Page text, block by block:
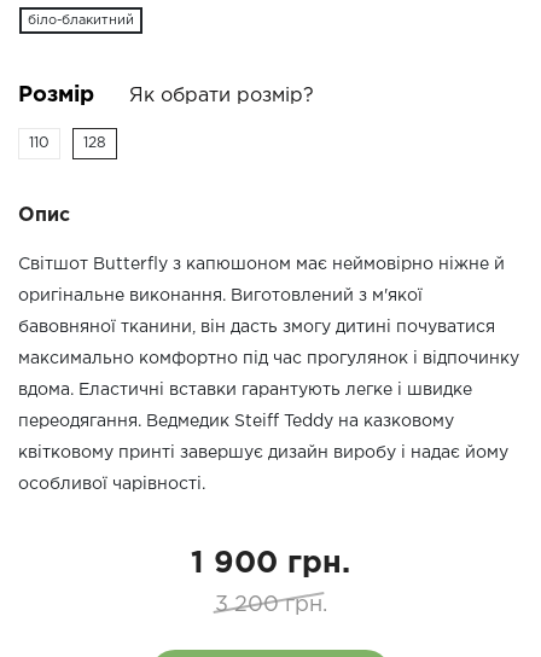
біло-блакитний
Розмір Як обрати розмір?
110 128
Опис
Світшот Butterfly з капюшоном має неймовірно ніжне й
оригінальне виконання. Виготовлений з м'якої
бавовняної тканини, він дасть змогу дитині почуватися
максимально комфортно під час прогулянок і відпочинку
вдома. Еластичні вставки гарантують легке і швидке
переодягання. Ведмедик Steiff Teddy на казковому
квітковому принті завершує дизайн виробу і надає йому
особливої чарівності.
1 900 грн.
3 200 грн.